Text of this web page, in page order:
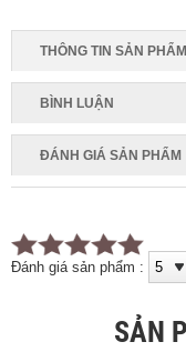
THÔNG TIN SẢN PHẨM
BÌNH LUẬN
ĐÁNH GIÁ SẢN PHẨM
Đánh giá sản phẩm :
SẢN